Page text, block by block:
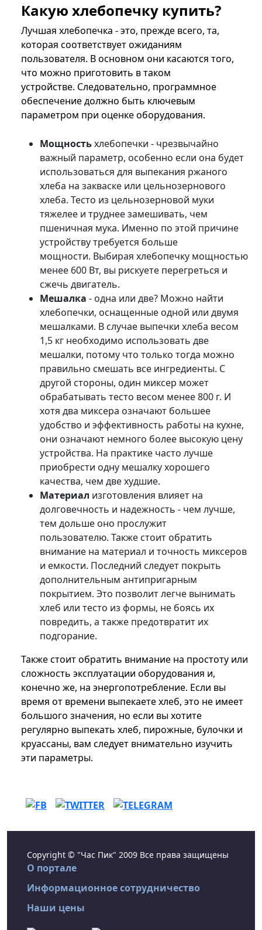
Какую хлебопечку купить?
Лучшая хлебопечка - это, прежде всего, та,
которая соответствует ожиданиям
пользователя. В основном они касаются того,
что можно приготовить в таком
устройстве. Следовательно, программное
обеспечение должно быть ключевым
параметром при оценке оборудования.
Мощностьхлебопечки - чрезвычайно
важный параметр, особенно если она будет
использоваться для выпекания ржаного
хлеба на закваске или цельнозернового
хлеба. Тесто из цельнозерновой муки
тяжелее и труднее замешивать, чем
пшеничная мука. Именно по этой причине
устройству требуется больше
мощности. Выбирая хлебопечку мощностью
менее 600 Вт, вы рискуете перегреться и
сжечь двигатель.
Мешалка - одна или две? Можно найти
хлебопечки, оснащенные одной или двумя
мешалками. В случае выпечки хлеба весом
1,5 кг необходимо использовать две
мешалки, потому что только тогда можно
правильно смешать все ингредиенты. С
другой стороны, один миксер может
обрабатывать тесто весом менее 800 г. И
хотя два миксера означают большее
удобство и эффективность работы на кухне,
они означают немного более высокую цену
устройства. На практике часто лучше
приобрести одну мешалку хорошего
качества, чем две худшие.
Материал изготовления влияет на
долговечность и надежность - чем лучше,
тем дольше оно прослужит
пользователю. Также стоит обратить
внимание на материал и точность миксеров
и емкости. Последний следует покрыть
дополнительным антипригарным
покрытием. Это позволит легче вынимать
хлеб или тесто из формы, не боясь их
повредить, а также предотвратит их
подгорание.
Также стоит обратить внимание на простоту или
сложность эксплуатации оборудования и,
конечно же, на энергопотребление. Если вы
время от времени выпекаете хлеб, это не имеет
большого значения, но если вы хотите
регулярно выпекать хлеб, пирожные, булочки и
круассаны, вам следует внимательно изучить
эти параметры.
Copyright © "Час Пик" 2009 Все права защищены
О портале
Информационное сотрудничество
Наши цены